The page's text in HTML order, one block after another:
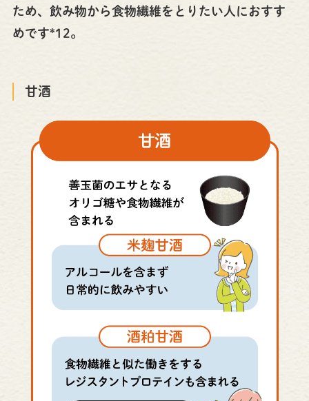
ため、飲み物から食物繊維をとりたい人におすす
めです*12。
甘酒